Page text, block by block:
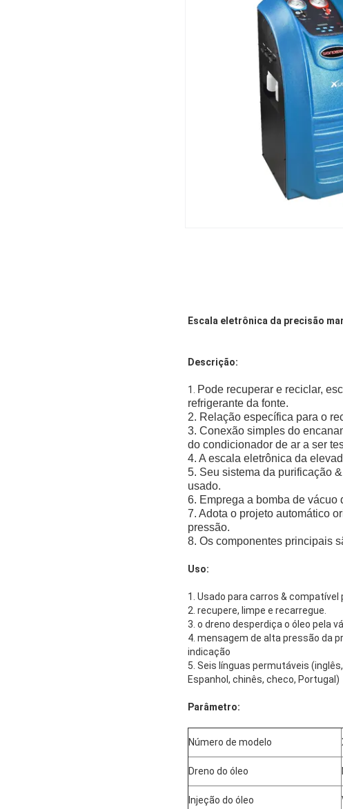
Escala eletrônica da precisão
Descrição:
1.
Pode recuperar e reciclar,
refrigerante da fonte.
2. Relação específica para o
3. Conexão simples do
do condicionador de ar a ser
4. A escala eletrônica da
5. Seu sistema da purificação
usado.
6. Emprega a bomba de vácuo
7. Adota o projeto automático
pressão.
8. Os componentes principais
Uso:
1. Usado para carros & compatível
2. recupere, limpe e recarregue.
3. o dreno desperdiça o óleo pela
4. mensagem de alta pressão da
indicação
5. Seis línguas permutáveis
Espanhol, chinês, checo, Portugal)
Parâmetro:
Número de modelo
Dreno do óleo
Injeção do óleo